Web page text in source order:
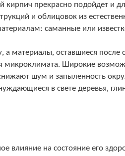
прекрасно подойдет и
и облицовок из
саманные или
материалы, оставшиеся
Широкие
шум и запыленность
в свете деревья,
влияние на состояние его